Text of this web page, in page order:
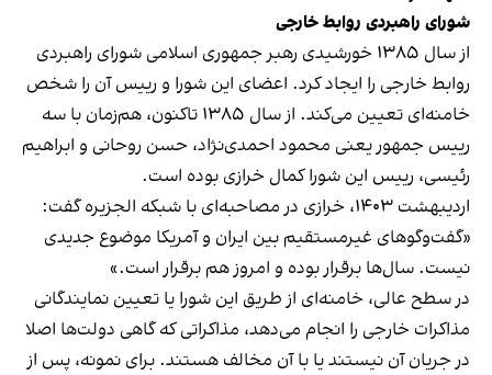
شورای راهبردی روابط خارجی
از سال ۱۳۸۵ خورشیدی رهبر جمهوری اسلامی شورای راهبردی
روابط خارجی را ایجاد کرد. اعضای این شورا و رییس آن را شخص
خامنه‌ای تعیین می‌کند. از سال ۱۳۸۵ تاکنون، هم‌زمان با سه
رییس‌ جمهور یعنی محمود احمدی‌نژاد، حسن روحانی و ابراهیم
رئیسی، رییس این شورا کمال خرازی بوده است.
اردیبهشت ۱۴۰۳، خرازی در مصاحبه‌ای با شبکه الجزیره گفت:
«گفت‌وگوهای غیرمستقیم بین ایران و آمریکا موضوع جدیدی
نیست. سال‌ها برقرار بوده و امروز هم برقرار است.»
در سطح عالی، خامنه‌ای از طریق این شورا یا تعیین نمایندگانی
مذاکرات خارجی را انجام می‌دهد، مذاکراتی که گاهی دولت‌ها اصلا
در جریان آن نیستند یا با آن مخالف هستند. برای نمونه، پس از